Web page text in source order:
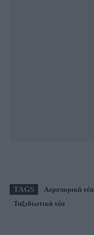
TAGS Αεροπορικά νέα
Ταξιδιωτικά νέα